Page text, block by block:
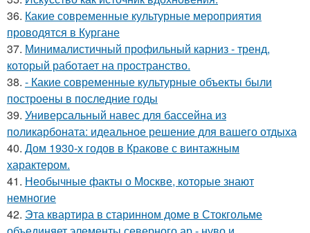
36. Какие современные культурные мероприятия
проводятся в Кургане
37. Минималистичный профильный карниз - тренд,
который работает на пространство.
38. - Какие современные культурные объекты были
построены в последние годы
39. Универсальный навес для бассейна из
поликарбоната: идеальное решение для вашего отдыха
40. Дом 1930-х годов в Кракове с винтажным
характером.
41. Необычные факты о Москве, которые знают
немногие
42. Эта квартира в старинном доме в Стокгольме